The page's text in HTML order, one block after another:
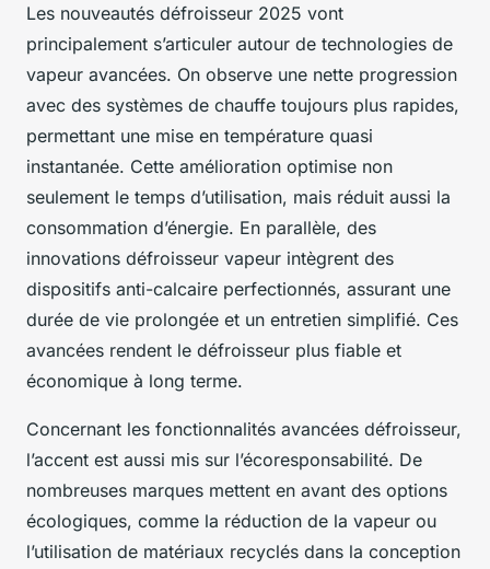
Les nouveautés défroisseur 2025 vont
principalement s’articuler autour de technologies de
vapeur avancées. On observe une nette progression
avec des systèmes de chauffe toujours plus rapides,
permettant une mise en température quasi
instantanée. Cette amélioration optimise non
seulement le temps d’utilisation, mais réduit aussi la
consommation d’énergie. En parallèle, des
innovations défroisseur vapeur intègrent des
dispositifs anti-calcaire perfectionnés, assurant une
durée de vie prolongée et un entretien simplifié. Ces
avancées rendent le défroisseur plus fiable et
économique à long terme.
Concernant les fonctionnalités avancées défroisseur,
l’accent est aussi mis sur l’écoresponsabilité. De
nombreuses marques mettent en avant des options
écologiques, comme la réduction de la vapeur ou
l’utilisation de matériaux recyclés dans la conception